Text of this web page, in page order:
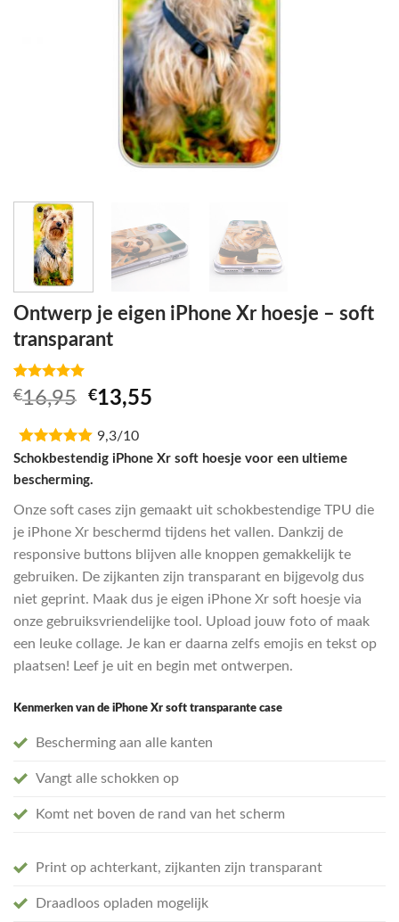
Ontwerp je eigen iPhone Xr hoesje – soft
transparant
Beoordeling
5.00op 5
op
1
€16,95 Oorspronkelijke
was:
€16,95.
€13,55
€13,55.
9,3/10
Schokbestendig iPhone Xr soft hoesje voor een ultieme
bescherming.
Onze soft cases zijn gemaakt uit schokbestendige TPU die
je iPhone Xr beschermd tijdens het vallen. Dankzij de
responsive buttons blijven alle knoppen gemakkelijk te
gebruiken. De zijkanten zijn transparant en bijgevolg dus
niet geprint. Maak dus je eigen iPhone Xr soft hoesje via
onze gebruiksvriendelijke tool. Upload jouw foto of maak
een leuke collage. Je kan er daarna zelfs emojis en tekst op
plaatsen! Leef je uit en begin met ontwerpen.
Kenmerken van de iPhone Xr soft transparante case
Bescherming aan alle kanten
Vangt alle schokken op
Komt net boven de rand van het scherm
Print op achterkant, zijkanten zijn transparant
Draadloos opladen mogelijk